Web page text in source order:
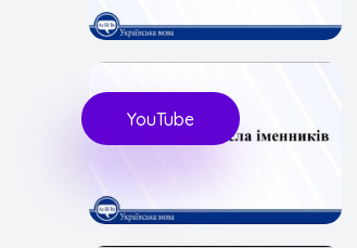
Підготовка до ЗНО
YouTube